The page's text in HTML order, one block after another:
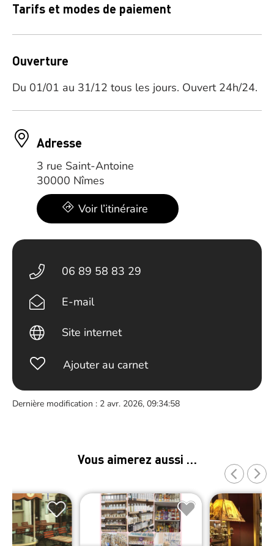
Tarifs et modes de paiement
Ouverture
Du 01/01 au 31/12 tous les jours. Ouvert 24h/24.
Adresse
3 rue Saint-Antoine
30000 Nîmes
Voir l’itinéraire
06 89 58 83 29
E-mail
Site internet
Ajouter au carnet
Dernière modification : 2 avr. 2026, 09:34:58
Vous aimerez aussi …